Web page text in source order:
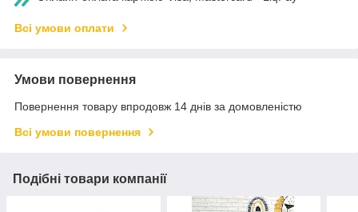
Всі умови оплати
Умови повернення
Повернення товару впродовж 14 днів за домовленістю
Всі умови повернення
Подібні товари компанії